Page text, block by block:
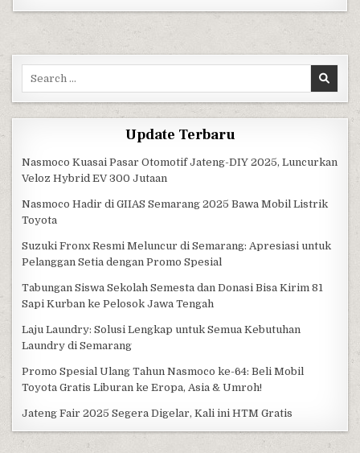
Update Terbaru
Nasmoco Kuasai Pasar Otomotif Jateng-DIY 2025, Luncurkan
Veloz Hybrid EV 300 Jutaan
Nasmoco Hadir di GIIAS Semarang 2025 Bawa Mobil Listrik
Toyota
Suzuki Fronx Resmi Meluncur di Semarang: Apresiasi untuk
Pelanggan Setia dengan Promo Spesial
Tabungan Siswa Sekolah Semesta dan Donasi Bisa Kirim 81
Sapi Kurban ke Pelosok Jawa Tengah
Laju Laundry: Solusi Lengkap untuk Semua Kebutuhan
Laundry di Semarang
Promo Spesial Ulang Tahun Nasmoco ke-64: Beli Mobil
Toyota Gratis Liburan ke Eropa, Asia & Umroh!
Jateng Fair 2025 Segera Digelar, Kali ini HTM Gratis